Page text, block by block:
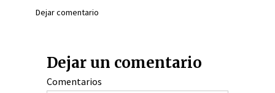
Dejar comentario
Dejar un comentario
Comentarios